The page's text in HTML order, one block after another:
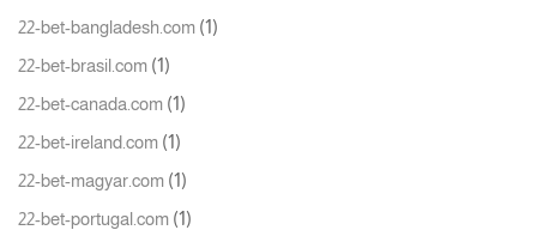
22-bet-bangladesh.com (1)
22-bet-brasil.com (1)
22-bet-canada.com (1)
22-bet-ireland.com (1)
22-bet-magyar.com (1)
22-bet-portugal.com (1)